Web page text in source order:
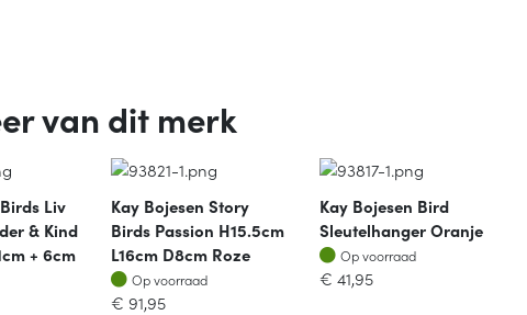
van dit merk
Liv
& Kind
+ 6cm
Kay Bojesen Story
Birds Passion H15.5cm
L16cm D8cm Roze
Op voorraad
Op voorraad
€ 91,95
Kay Bojesen Bird
Sleutelhanger Oranje
Op voorraad
Op voorraad
€ 41,95